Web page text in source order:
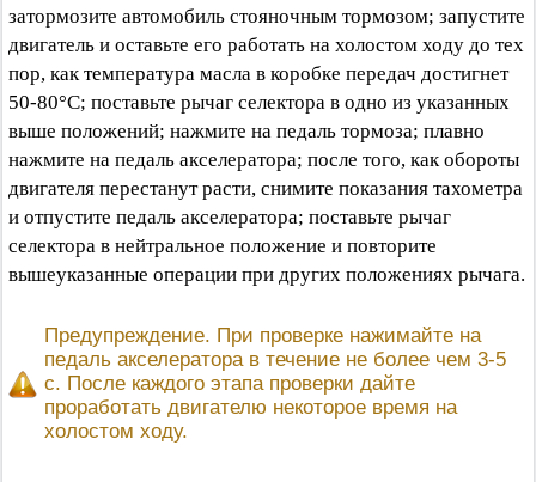
затормозите автомобиль стояночным тормозом; запустите
двигатель и оставьте его работать на холостом ходу до тех
пор, как температура масла в коробке передач достигнет
50-80°C; поставьте рычаг селектора в одно из указанных
выше положений; нажмите на педаль тормоза; плавно
нажмите на педаль акселератора; после того, как обороты
двигателя перестанут расти, снимите показания тахометра
и отпустите педаль акселератора; поставьте рычаг
селектора в нейтральное положение и повторите
вышеуказанные операции при других положениях рычага.
Предупреждение. При проверке нажимайте на
педаль акселератора в течение не более чем 3-5
с. После каждого этапа проверки дайте
проработать двигателю некоторое время на
холостом ходу.